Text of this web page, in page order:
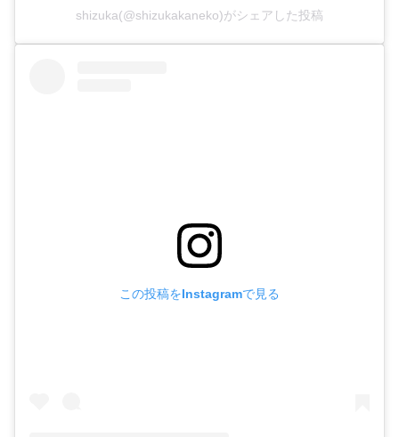
shizuka(@shizukakaneko)がシェアした投稿
この投稿をInstagramで見る